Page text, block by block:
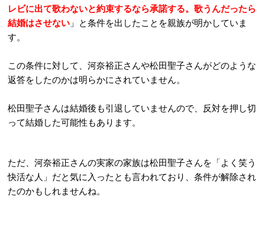
レビに出て歌わないと約束するなら承諾する。歌うんだったら
結婚はさせない 」と条件を出したことを親族が明かしていま
す。
この条件に対して、河奈裕正さんや松田聖子さんがどのような
返答をしたのかは明らかにされていません。
松田聖子さんは結婚後も引退していませんので、反対を押し切
って結婚した可能性もあります。
ただ、河奈裕正さんの実家の家族は松田聖子さんを「よく笑う
快活な人」だと気に入ったとも言われており、条件が解除され
たのかもしれませんね。